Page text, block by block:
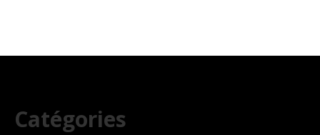
Catégories